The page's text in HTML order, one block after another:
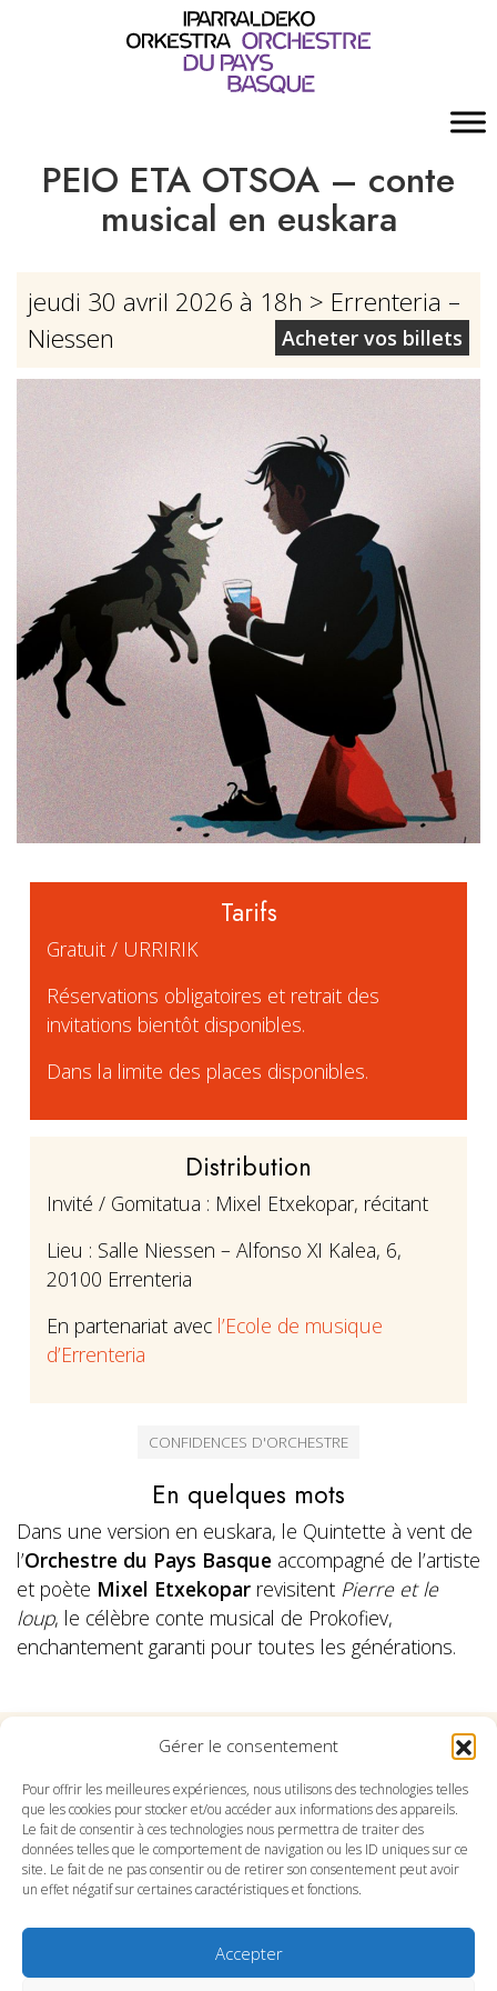
Gérer le consentement
Pour offrir les meilleures expériences, nous utilisons des technologies telles
que les cookies pour stocker et/ou accéder aux informations des appareils.
Le fait de consentir à ces technologies nous permettra de traiter des
données telles que le comportement de navigation ou les ID uniques sur ce
site. Le fait de ne pas consentir ou de retirer son consentement peut avoir
un effet négatif sur certaines caractéristiques et fonctions.
Accepter
PEIO ETA OTSOA – conte
musical en euskara
jeudi 30 avril 2026 à 18h > Errenteria –
Niessen
Acheter vos billets
Tarifs
Gratuit / URRIRIK
Réservations obligatoires et retrait des
invitations bientôt disponibles.
Dans la limite des places disponibles.
Distribution
Invité / Gomitatua : Mixel Etxekopar, récitant
Lieu : Salle Niessen – Alfonso XI Kalea, 6,
20100 Errenteria
En partenariat avec l’Ecole de musique
d’Errenteria
CONFIDENCES D'ORCHESTRE
En quelques mots
Dans une version en euskara, le Quintette à vent de
l’Orchestre du Pays Basque accompagné de l’artiste
et poète Mixel Etxekopar revisitent Pierre et le
loup, le célèbre conte musical de Prokofiev,
enchantement garanti pour toutes les générations.
Suivez le conservatoire du Pays Basque sur les
réseaux